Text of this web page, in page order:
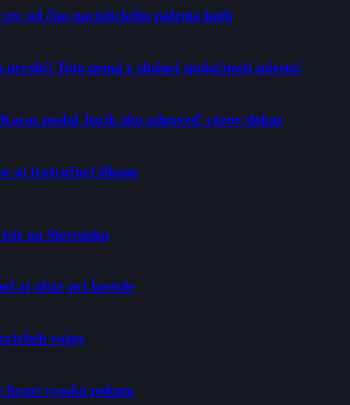
od čias nacistického pálenia kníh
Toto nemá v slušnej spoločnosti miesto!
poslal Jurík ako odpoveď rázny dokaz
aj trojročnej šikane
na Slovensku
aj oltár pri kostole
vojny
vysoká pokuta